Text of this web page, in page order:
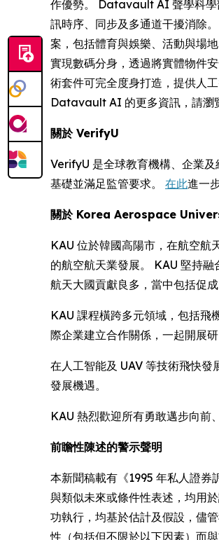
作優勢。 Datavault AI 聲學科學
訊時序、同步及多通道干擾消除
案，包括體育與娛樂、活動與場
實現數碼分身，透過將實體物件
術套件可完全度身打造，提供人
Datavault AI 的更多資訊，請瀏
關於 VerifyU
VerifyU 是全球教育機構、企業
基礎並滿足監管要求。 在此進一
關於 Korea Aerospace
KAU 位於韓國高陽市，在航空
的航空航天業發展。 KAU 堅持
航天大國貢獻良多，當中包括促
KAU 課程橫跨多元領域，包括
際企業建立合作關係，一起開展研
在人工智能及 UAV 等技術飛快
發展機遇。
KAU 熱烈歡迎所有勇敢邁步向前
前瞻性陳述的警示聲明
本新聞稿載有《1995 年私人證券
與類似未來或條件性表述，均用
功執行，均基於估計及假設，儘
性（包括但不限於以下因素）而